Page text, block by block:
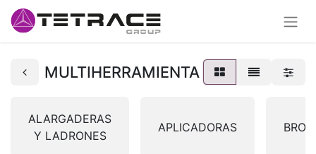
MULTIHERRAMIENTA
ALARGADERAS
Y LADRONES
APLICADORAS